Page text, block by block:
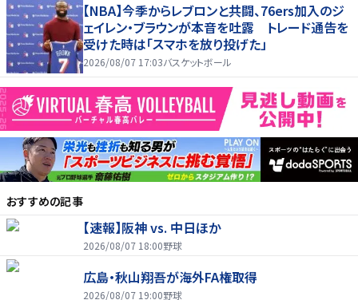
【NBA】今季からレブロンと共闘、76ers加入のジ
ェイレン・ブラウンが本音を吐露 トレード通告を
受けた時は「スマホを放り投げた」
2026/08/07 17:03バスケットボール
おすすめの記事
【速報】阪神 vs. 中日ほか
2026/08/07 18:00野球
広島・秋山翔吾が海外FA権取得
2026/08/07 19:00野球